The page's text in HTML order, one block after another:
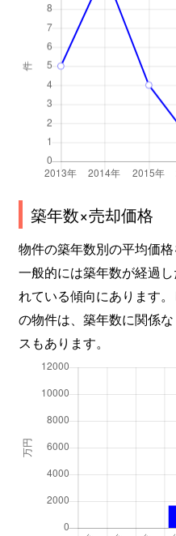
築年数×売却価格
物件の築年数別の平均価格
一般的には築年数が経過
れている傾向にあります
の物件は、築年数に関係
スもあります。